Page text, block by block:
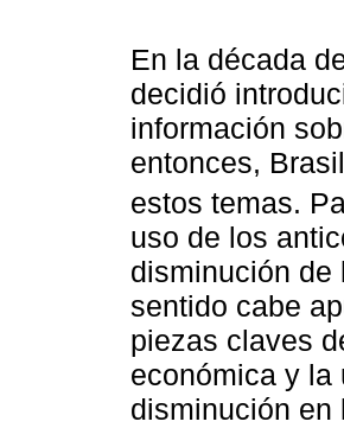
En la década
decidió
información
entonces,
estos temas.
uso de los
disminución de
sentido cabe
piezas claves
económica y la
disminución en